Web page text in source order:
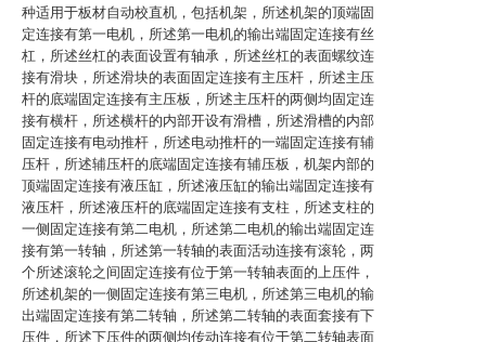
种适用于板材自动校直机，包括机架，所述机架的顶端固
定连接有第一电机，所述第一电机的输出端固定连接有丝
杠，所述丝杠的表面设置有轴承，所述丝杠的表面螺纹连
接有滑块，所述滑块的表面固定连接有主压杆，所述主压
杆的底端固定连接有主压板，所述主压杆的两侧均固定连
接有横杆，所述横杆的内部开设有滑槽，所述滑槽的内部
固定连接有电动推杆，所述电动推杆的一端固定连接有辅
压杆，所述辅压杆的底端固定连接有辅压板，机架内部的
顶端固定连接有液压缸，所述液压缸的输出端固定连接有
液压杆，所述液压杆的底端固定连接有支柱，所述支柱的
一侧固定连接有第二电机，所述第二电机的输出端固定连
接有第一转轴，所述第一转轴的表面活动连接有滚轮，两
个所述滚轮之间固定连接有位于第一转轴表面的上压件，
所述机架的一侧固定连接有第三电机，所述第三电机的输
出端固定连接有第二转轴，所述第二转轴的表面套接有下
压件，所述下压件的两侧均传动连接有位于第二转轴表面